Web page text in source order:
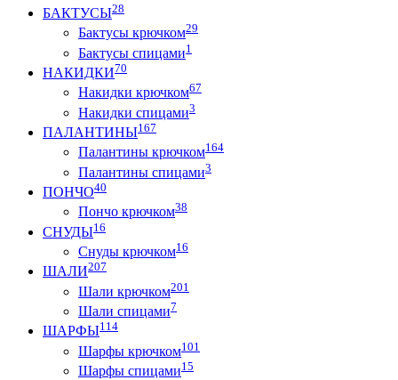
БАКТУСЫ28
Бактусы крючком29
Бактусы спицами1
НАКИДКИ70
Накидки крючком67
Накидки спицами3
ПАЛАНТИНЫ167
Палантины крючком164
Палантины спицами3
ПОНЧО40
Пончо крючком38
СНУДЫ16
Снуды крючком16
ШАЛИ207
Шали крючком201
Шали спицами7
ШАРФЫ114
Шарфы крючком101
Шарфы спицами15